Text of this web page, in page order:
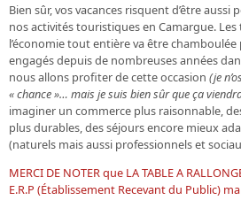
Bien sûr, vos vacances risquent d’être aussi
nos activités touristiques en Camargue.
l’économie tout entière va être chamboulée
engagés depuis de nombreuses années
nous allons profiter de cette occasion (je
« chance »… mais je suis bien sûr que ça
imaginer un commerce plus raisonnable,
plus durables, des séjours encore mieux
(naturels mais aussi professionnels et
MERCI DE NOTER que LA TABLE A
E.R.P (Établissement Recevant du Public)